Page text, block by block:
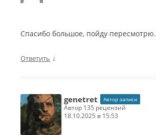
Спасибо большое, пойду пересмотрю.
Ответить ↓
genetret Автор записи
автор 135 рецензий
18.10.2025 в 15:53